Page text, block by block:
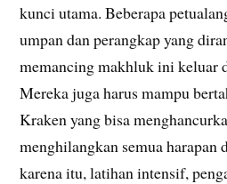
kunci utama. Beberapa
umpan dan perangkap yang
memancing makhluk ini keluar
Mereka juga harus mampu
Kraken yang bisa
menghilangkan semua harapan
karena itu, latihan intensif,